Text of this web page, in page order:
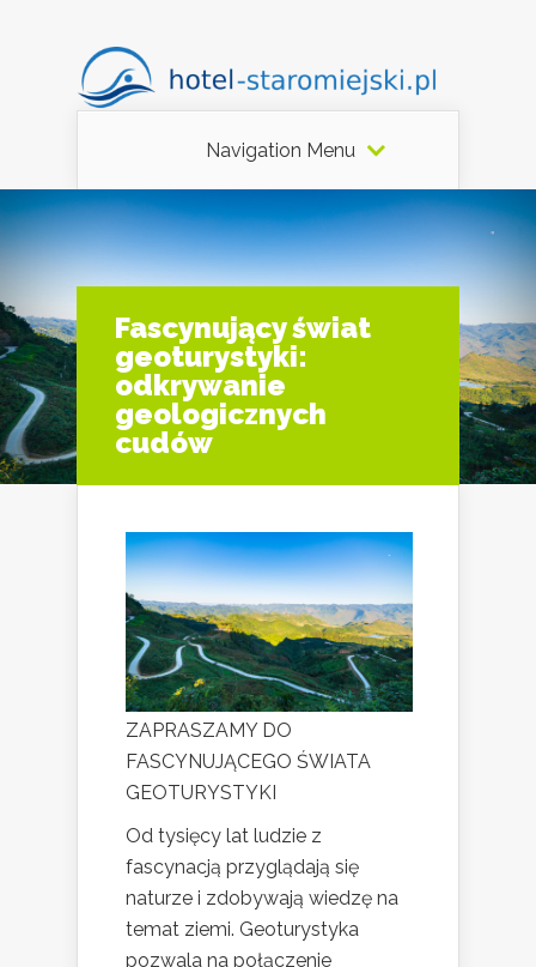
Navigation Menu
Fascynujący świat
geoturystyki:
odkrywanie
geologicznych
cudów
ZAPRASZAMY DO
FASCYNUJĄCEGO ŚWIATA
GEOTURYSTYKI
Od tysięcy lat ludzie z
fascynacją przyglądają się
naturze i zdobywają wiedzę na
temat ziemi. Geoturystyka
pozwala na połączenie